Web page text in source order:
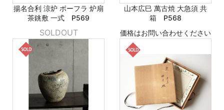
揚名合利 涼炉 ボーフラ 炉扇
茶銚敷 一式 P569
SOLDOUT
山本広巳 萬古焼 大急須 共
箱 P568
価格はお問い合わせください